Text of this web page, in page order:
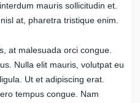
mauris sollicitudin et.
at, pharetra tristique enim.
at malesuada orci congue.
Nulla elit mauris, volutpat eu
Ut et adipiscing erat.
tempus congue. Nam